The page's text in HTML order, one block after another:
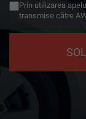
Prin utilizarea
transmise către